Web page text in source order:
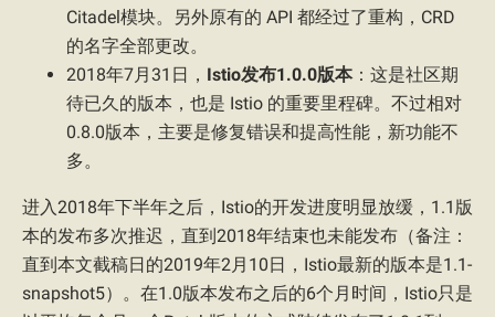
Citadel模块。另外原有的 API 都经过了重构，CRD
的名字全部更改。
2018年7月31日， Istio发布1.0.0版本：这是社区期
待已久的版本，也是 Istio 的重要里程碑。不过相对
0.8.0版本，主要是修复错误和提高性能，新功能不
多。
进入2018年下半年之后，Istio的开发进度明显放缓，1.1版
本的发布多次推迟，直到2018年结束也未能发布（备注：
直到本文截稿日的2019年2月10日，Istio最新的版本是1.1-
snapshot5）。在1.0版本发布之后的6个月时间，Istio只是